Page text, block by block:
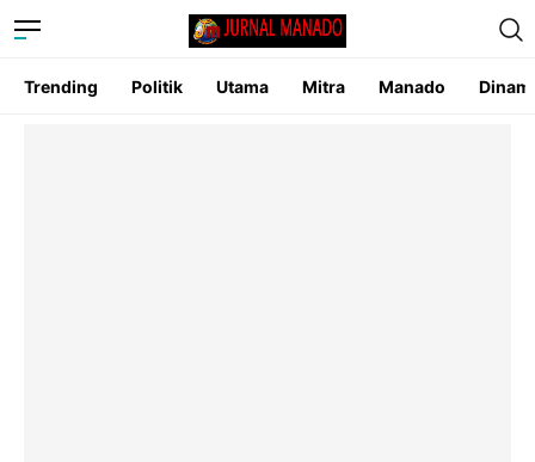
Trending Politik Utama Mitra Manado